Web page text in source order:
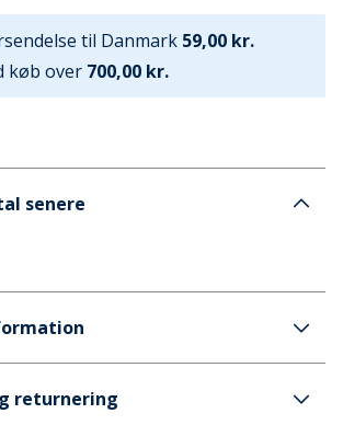
til Danmark 59,00 kr.
køb over 700,00 kr.
senere
returnering